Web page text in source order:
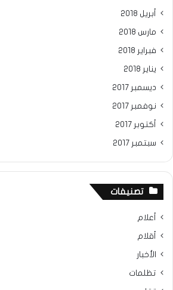
أبريل 2018
مارس 2018
فبراير 2018
يناير 2018
ديسمبر 2017
نوفمبر 2017
أكتوبر 2017
سبتمبر 2017
تصنيفات
أعلام
أقلام
الأخبار
تظلمات